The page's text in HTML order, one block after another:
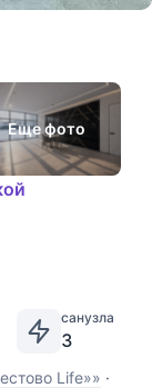
Еще фото
санузла
3
Life»» ·